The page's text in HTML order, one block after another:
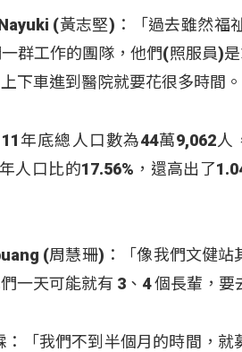
(黃志堅)：「過去雖然福
群工作的團隊，他們(照服員)
下車進到醫院就要花很多時間。
年底總人口數為44萬9,062
人口比的17.56%，還高出了
(周慧珊)：「像我們文健
一天可能就有 3、4 個長輩，要
：「我們不到半個月的時間，